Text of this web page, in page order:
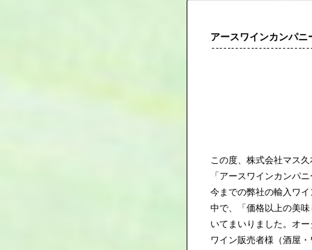
アースワインカンパ
この度、株式会社マス
「アースワインカンパ
今までの弊社の輸入ワ
中で、「価格以上の美
いてまいりました。オ
ワイン販売者様（酒屋